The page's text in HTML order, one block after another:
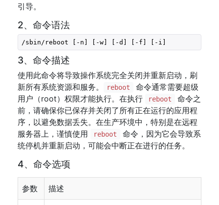
引导。
2、命令语法
/sbin/reboot [-n] [-w] [-d] [-f] [-i]
3、命令描述
使用此命令将导致操作系统完全关闭并重新启动，刷
新所有系统资源和服务。
reboot
命令通常需要超级
用户（root）权限才能执行。在执行
reboot
命令之
前，请确保你已保存并关闭了所有正在运行的应用程
序，以避免数据丢失。在生产环境中，特别是在远程
服务器上，谨慎使用
reboot
命令，因为它会导致系
统停机并重新启动，可能会中断正在进行的任务。
4、命令选项
参数 描述